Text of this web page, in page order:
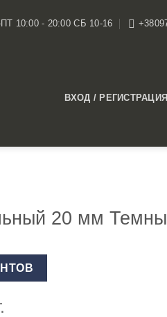
10:00 - 20:00 СБ 10-16
ВХОД / РЕГИСТРАЦИЯ
20 мм